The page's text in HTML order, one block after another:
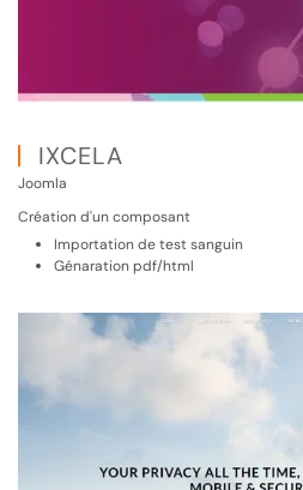
IXCELA
Joomla
Création d'un composant
Importation de test sanguin
Génaration pdf/html